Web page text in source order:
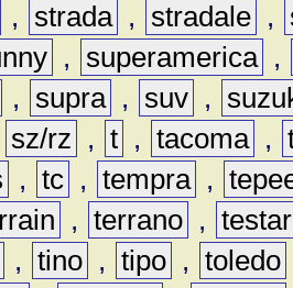
, strada , stradale ,
, superamerica ,
, supra , suv ,
sz/rz , t , tacoma ,
, tc , tempra ,
, terrano ,
, tino , tipo , toledo